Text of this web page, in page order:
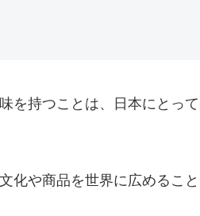
を持つことは、日本にとって
化や商品を世界に広めること